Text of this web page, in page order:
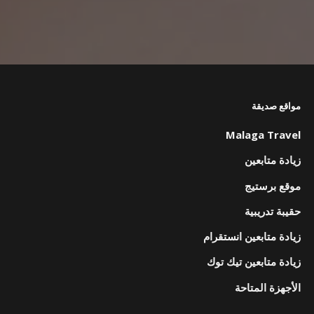
مواقع صديقة
Malaga Travel
زيادة متابعين
موقع برستيج
حقيبة تدريبية
زيادة متابعين انستقرام
زيادة متابعين تيك توك
الأجهزة المتاحة